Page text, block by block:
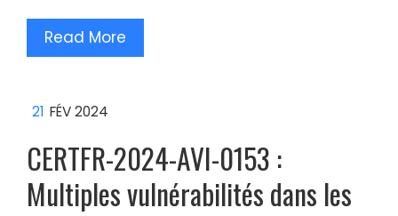
Read More
21 FÉV 2024
CERTFR-2024-AVI-0153 :
Multiples vulnérabilités dans les